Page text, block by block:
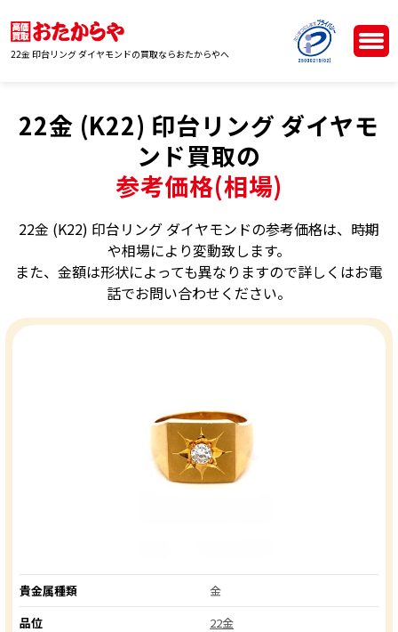
22金 印台リング ダイヤモンドの買取ならおたからやへ
22金 (K22) 印台リング ダイヤモ
ンド買取の
参考価格(相場)
22金 (K22) 印台リング ダイヤモンドの参考価格は、時期
や相場により変動致します。
また、金額は形状によっても異なりますので詳しくはお電
話でお問い合わせください。
貴金属種類
金
品位
22金